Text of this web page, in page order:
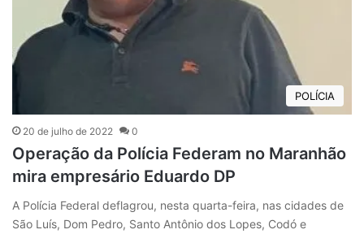
POLÍCIA
20 de julho de 2022 0
Operação da Polícia Federam no Maranhão
mira empresário Eduardo DP
A Polícia Federal deflagrou, nesta quarta-feira, nas cidades de
São Luís, Dom Pedro, Santo Antônio dos Lopes, Codó e